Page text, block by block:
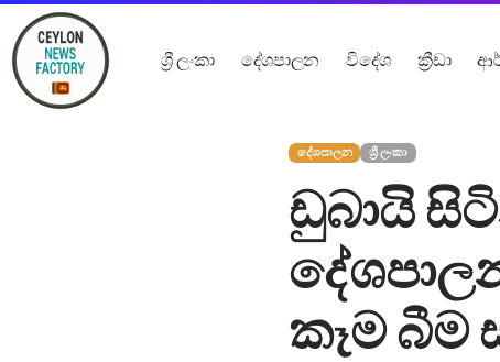
ශ්‍රී ලංකා දේශපාලන විදේශ ක්‍රීඩා
දේශපාලන ශ්‍රී ලංකා
ඩුබායි
කෑම බීම